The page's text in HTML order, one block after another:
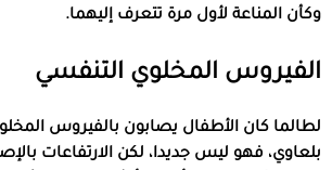
وكأن المناعة لأول مرة تتعرف إليهما.
الفيروس المخلوي التنفسي
لطالما كان الأطفال يصابون بالفيروس
بلعاوي، فهو ليس جديدا، لكن الارتفاعات